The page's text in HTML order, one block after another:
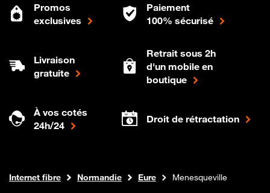
Promos
exclusives
Paiement
100% sécurisé
Livraison
gratuite
Retrait sous 2h
d'un mobile en
boutique
À vos cotés
24h/24
Droit de rétractation
Boutique Orange
Internet fibre Normandie Eure Menesqueville